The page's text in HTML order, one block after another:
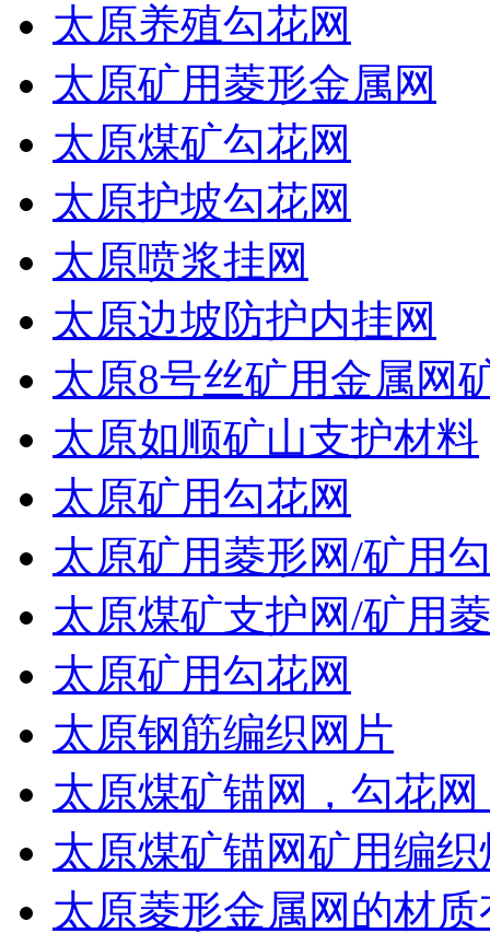
太原养殖勾花网
太原矿用菱形金属网
太原煤矿勾花网
太原护坡勾花网
太原喷浆挂网
太原边坡防护内挂网
太原8号丝矿用金属网
太原如顺矿山支护材料
太原矿用勾花网
太原矿用菱形网/矿用
太原煤矿支护网/矿用
太原矿用勾花网
太原钢筋编织网片
太原煤矿锚网，勾花
太原煤矿锚网矿用编
太原菱形金属网的材质